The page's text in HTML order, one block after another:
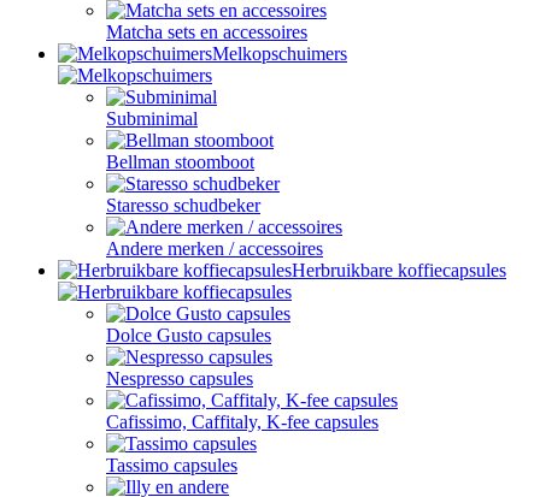
Matcha sets en accessoires
Melkopschuimers
Subminimal
Bellman stoomboot
Staresso schudbeker
Andere merken / accessoires
Herbruikbare koffiecapsules
Dolce Gusto capsules
Nespresso capsules
Cafissimo, Caffitaly, K-fee capsules
Tassimo capsules